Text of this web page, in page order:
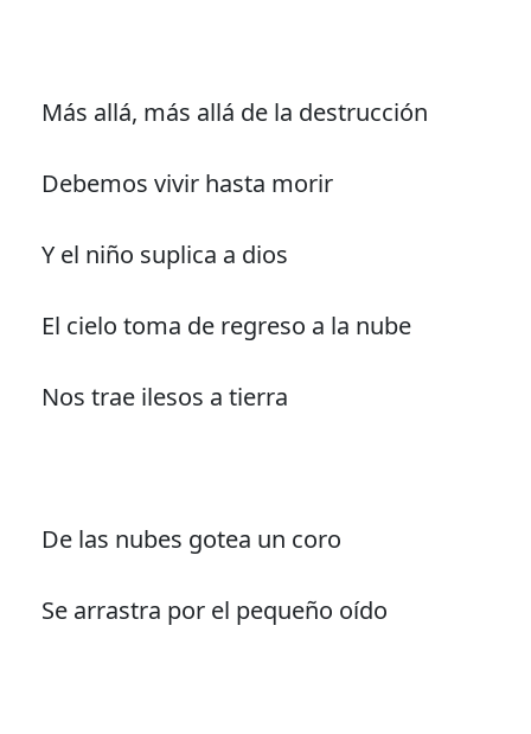
Más allá, más allá de la destrucción
Debemos vivir hasta morir
Y el niño suplica a dios
El cielo toma de regreso a la nube
Nos trae ilesos a tierra
De las nubes gotea un coro
Se arrastra por el pequeño oído